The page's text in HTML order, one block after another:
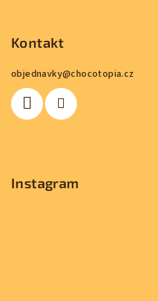
Kontakt
objednavky@chocotopia.cz
Instagram